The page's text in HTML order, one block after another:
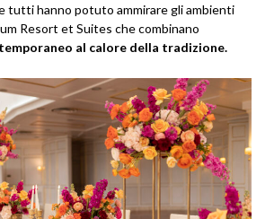
tutti hanno potuto ammirare gli ambienti
Resort et Suites che combinano
al calore della tradizione.